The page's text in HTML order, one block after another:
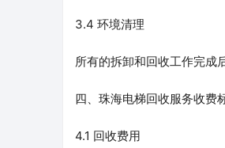
3.4 环境清理
所有的拆卸和回收工作完成
四、珠海电梯回收服务收费
4.1 回收费用